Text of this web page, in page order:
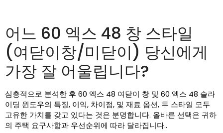
어느 60 엑스 48 창 스타일
(여닫이창/미닫이) 당신에게
가장 잘 어울립니다?
심층적으로 분석한 후 60 엑스 48 여닫이 창 및 60 엑스 48 슬라
이딩 윈도우의 특징, 이익, 차이점, 및 재료 옵션, 두 스타일 모두
고유한 가치를 갖고 있다는 것은 분명합니다. 올바른 선택은 귀하
의 주택 요구사항과 우선순위에 따라 달라집니다..